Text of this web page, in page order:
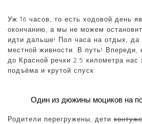
Уж 16 часов, то есть ходовой день
окончанию, а мы не можем
идти дальше! Пол часа на отдых, да
местной живности. В путь! Впереди,
до Красной речки 2.5 километра нас
подъёма и крутой спуск.
Один из дюжины моциков на
Родители перегружены, дети